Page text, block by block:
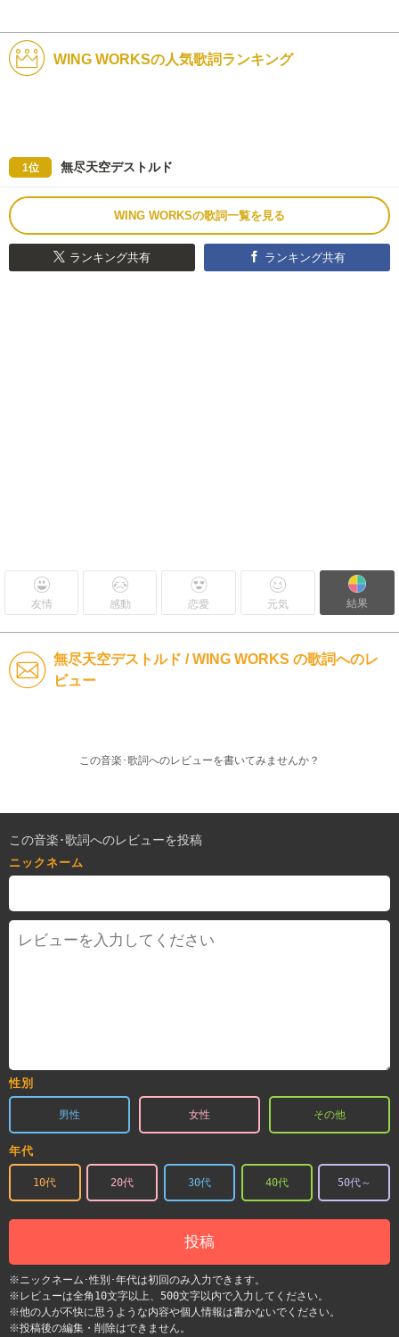
WING WORKSの人気歌詞ランキング
1位 無尽天空デストルド
WING WORKSの歌詞一覧を見る
ランキング共有 ランキング共有
友情 感動 恋愛 元気 結果
無尽天空デストルド / WING WORKS の歌詞へのレ
ビュー
この音楽･歌詞へのレビューを書いてみませんか？
この音楽･歌詞へのレビューを投稿
ニックネーム
性別
男性 女性 その他
年代
10代 20代 30代 40代 50代～
投稿
※ニックネーム･性別･年代は初回のみ入力できます。
※レビューは全角10文字以上、500文字以内で入力してください。
※他の人が不快に思うような内容や個人情報は書かないでください。
※投稿後の編集・削除はできません。